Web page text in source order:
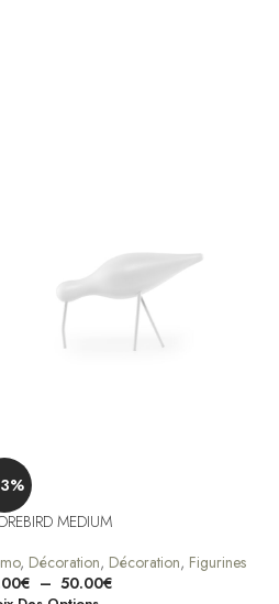
MEDIUM
, Décoration, Décoration, Figurines
€ – 50.00€